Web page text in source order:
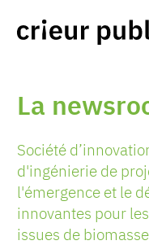
La
Société
d'ingénierie de
l'émergence et le
innovantes pour
issues de